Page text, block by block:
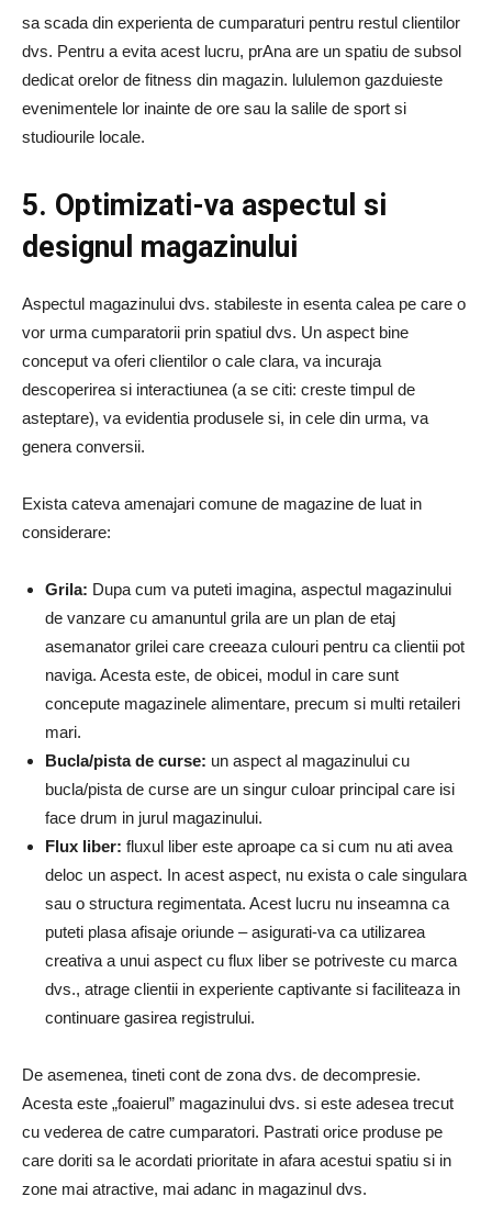
sa scada din experienta de cumparaturi pentru restul clientilor
dvs. Pentru a evita acest lucru, prAna are un spatiu de subsol
dedicat orelor de fitness din magazin. lululemon gazduieste
evenimentele lor inainte de ore sau la salile de sport si
studiourile locale.
5. Optimizati-va aspectul si
designul magazinului
Aspectul magazinului dvs. stabileste in esenta calea pe care o
vor urma cumparatorii prin spatiul dvs. Un aspect bine
conceput va oferi clientilor o cale clara, va incuraja
descoperirea si interactiunea (a se citi: creste timpul de
asteptare), va evidentia produsele si, in cele din urma, va
genera conversii.
Exista cateva amenajari comune de magazine de luat in
considerare:
Grila: Dupa cum va puteti imagina, aspectul magazinului
de vanzare cu amanuntul grila are un plan de etaj
asemanator grilei care creeaza culouri pentru ca clientii pot
naviga. Acesta este, de obicei, modul in care sunt
concepute magazinele alimentare, precum si multi retaileri
mari.
Bucla/pista de curse: un aspect al magazinului cu
bucla/pista de curse are un singur culoar principal care isi
face drum in jurul magazinului.
Flux liber: fluxul liber este aproape ca si cum nu ati avea
deloc un aspect. In acest aspect, nu exista o cale singulara
sau o structura regimentata. Acest lucru nu inseamna ca
puteti plasa afisaje oriunde – asigurati-va ca utilizarea
creativa a unui aspect cu flux liber se potriveste cu marca
dvs., atrage clientii in experiente captivante si faciliteaza in
continuare gasirea registrului.
De asemenea, tineti cont de zona dvs. de decompresie.
Acesta este „foaierul” magazinului dvs. si este adesea trecut
cu vederea de catre cumparatori. Pastrati orice produse pe
care doriti sa le acordati prioritate in afara acestui spatiu si in
zone mai atractive, mai adanc in magazinul dvs.